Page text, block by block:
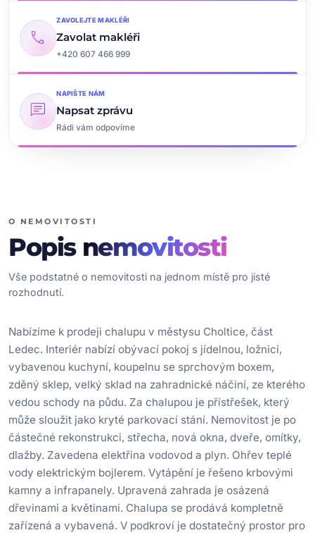
call
ZAVOLEJTE MAKLÉŘI
Zavolat makléři
+420 607 466 999
chat
NAPIŠTE NÁM
Napsat zprávu
Rádi vám odpovíme
O NEMOVITOSTI
Popis nemovitosti
Vše podstatné o nemovitosti na jednom místě pro jisté
rozhodnutí.
Nabízíme k prodeji chalupu v městysu Choltice, část
Ledec. Interiér nabízí obývací pokoj s jídelnou, ložnici,
vybavenou kuchyní, koupelnu se sprchovým boxem,
zděný sklep, velký sklad na zahradnické náčiní, ze kterého
vedou schody na půdu. Za chalupou je přístřešek, který
může sloužit jako kryté parkovací stání. Nemovitost je po
částečné rekonstrukci, střecha, nová okna, dveře, omítky,
dlažby. Zavedena elektřina vodovod a plyn. Ohřev teplé
vody elektrickým bojlerem. Vytápění je řešeno krbovými
kamny a infrapanely. Upravená zahrada je osázená
dřevinami a květinami. Chalupa se prodává kompletně
zařízená a vybavená. V podkroví je dostatečný prostor pro